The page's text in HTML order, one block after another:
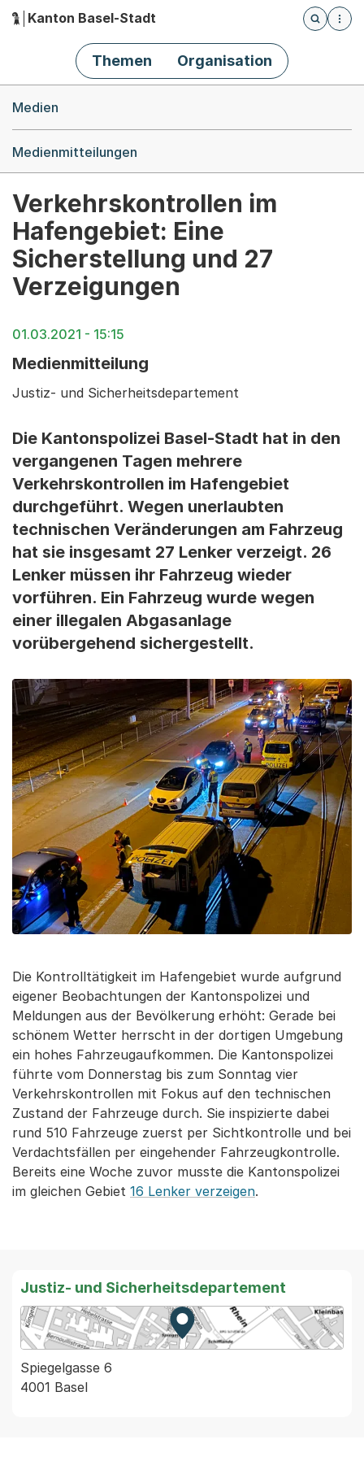
Hauptnavigation
Kanton Basel-Stadt
Öffnet
Themen Organisation
Medien
Medienmitteilungen
Verkehrskontrollen im
Hafengebiet: Eine
Sicherstellung und 27
Verzeigungen
01.03.2021 - 15:15
Medienmitteilung
Justiz- und Sicherheitsdepartement
Die Kantonspolizei Basel-Stadt hat in den
vergangenen Tagen mehrere
Verkehrskontrollen im Hafengebiet
durchgeführt. Wegen unerlaubten
technischen Veränderungen am Fahrzeug
hat sie insgesamt 27 Lenker verzeigt. 26
Lenker müssen ihr Fahrzeug wieder
vorführen. Ein Fahrzeug wurde wegen
einer illegalen Abgasanlage
vorübergehend sichergestellt.
Die Kontrolltätigkeit im Hafengebiet wurde aufgrund
eigener Beobachtungen der Kantonspolizei und
Meldungen aus der Bevölkerung erhöht: Gerade bei
schönem Wetter herrscht in der dortigen Umgebung
ein hohes Fahrzeugaufkommen. Die Kantonspolizei
führte vom Donnerstag bis zum Sonntag vier
Verkehrskontrollen mit Fokus auf den technischen
Zustand der Fahrzeuge durch. Sie inspizierte dabei
rund 510 Fahrzeuge zuerst per Sichtkontrolle und bei
Verdachtsfällen per eingehender Fahrzeugkontrolle.
Bereits eine Woche zuvor musste die Kantonspolizei
im gleichen Gebiet 16 Lenker verzeigen.
Justiz- und Sicherheitsdepartement
Zur Karte von MapBS.
Externer Link, wird in einem
Spiegelgasse 6
4001 Basel